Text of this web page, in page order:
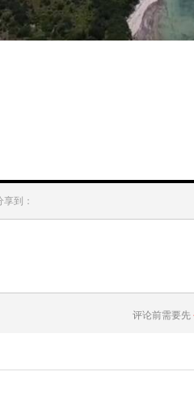
享到：
评论前需要先